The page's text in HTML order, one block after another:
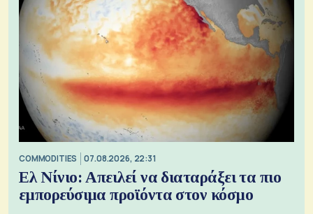
COMMODITIES 07.08.2026, 22:31
Ελ Νίνιο: Απειλεί να διαταράξει τα πιο
εμπορεύσιμα προϊόντα στον κόσμο